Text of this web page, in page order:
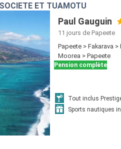
ET TUAMOTU
Paul Gauguin
11 jours de Papeete
Papeete > Fakarava
Moorea > Papeete
Pension complète
Tout inclus
Sports nautiques